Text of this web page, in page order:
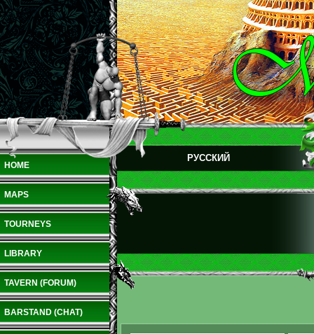
HOME
MAPS
TOURNEYS
LIBRARY
TAVERN (FORUM)
BARSTAND (CHAT)
РУССКИЙ